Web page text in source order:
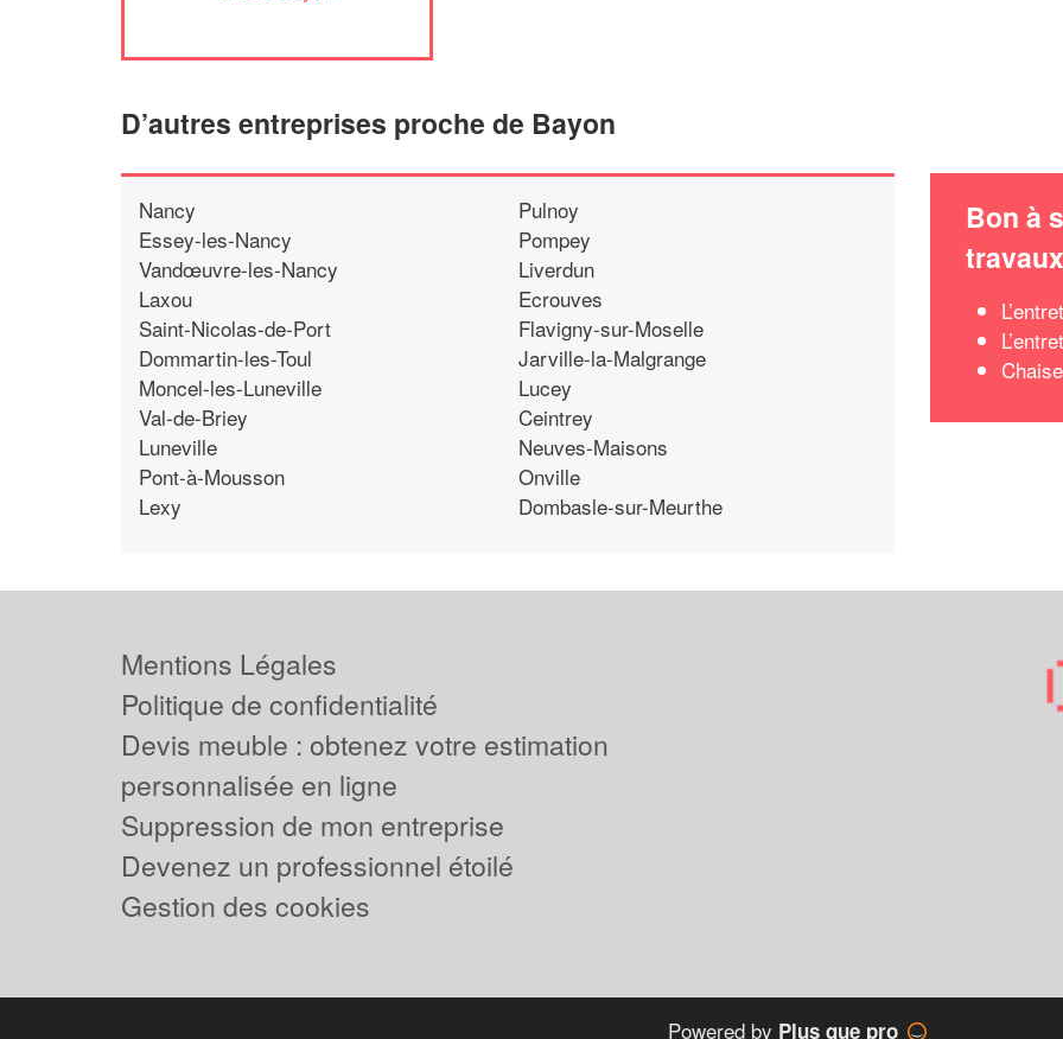
D’autres entreprises proche de Bayon
Nancy
Essey-les-Nancy
Vandœuvre-les-Nancy
Laxou
Saint-Nicolas-de-Port
Dommartin-les-Toul
Moncel-les-Luneville
Val-de-Briey
Luneville
Pont-à-Mousson
Lexy
Pulnoy
Pompey
Liverdun
Ecrouves
Flavigny-sur-Moselle
Jarville-la-Malgrange
Lucey
Ceintrey
Neuves-Maisons
Onville
Dombasle-sur-Meurthe
Bon à
travaux
Mentions Légales
Politique de confidentialité
Devis meuble : obtenez votre estimation
personnalisée en ligne
Suppression de mon entreprise
Devenez un professionnel étoilé
Gestion des cookies
Powered by Plus que pro